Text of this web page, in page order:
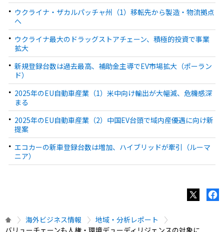
ウクライナ・ザカルパッチャ州（1）移転先から製造・物流拠点
へ
ウクライナ最大のドラッグストアチェーン、積極的投資で事業
拡大
新規登録台数は過去最高、補助金主導でEV市場拡大（ポーラン
ド）
2025年のEU自動車産業（1）米中向け輸出が大幅減、危機感深
まる
2025年のEU自動車産業（2）中国EV台頭で域内産優遇に向け新
提案
エコカーの新車登録台数は増加、ハイブリッドが牽引（ルーマ
ニア）
海外ビジネス情報
地域・分析レポート